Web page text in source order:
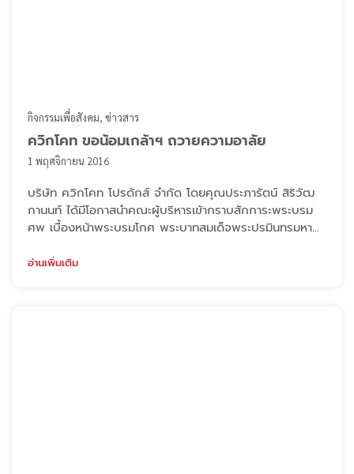
กิจกรรมเพื่อสังคม ข่าวสาร
ควิกโคท ขอน้อมเกล้าฯ ถวายความอาลัย
1 พฤศจิกายน 2016
บริษัท ควิกโคท โปรดักส์ จำกัด โดยคุณประภารัตน์ สิริวัฒ
กานนท์ ได้มีโอกาสนำคณะผู้บริหารเข้ากราบสักการะพระบรม
ศพ เบื้องหน้าพระบรมโกศ พระบาทสมเด็จพระปรมินทรมหา
แก่บริษัทฯ หลังจากนั้น ทางคณะผู้บริหารได้ร่วมกับตัวแทน
อ่านเพิ่มเติม